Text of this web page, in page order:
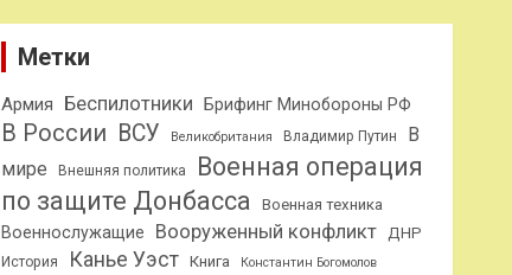
Метки
Армия Беспилотники Брифинг Минобороны РФ
В России ВСУ Великобритания Владимир Путин
В
мире
Внешняя политика
Военная операция
по защите Донбасса
Военная техника
Военнослужащие Вооруженный конфликт ДНР
История Канье Уэст Книга Константин Богомолов